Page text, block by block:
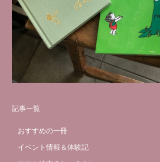
記事一覧
おすすめの一冊
イベント情報＆体験記